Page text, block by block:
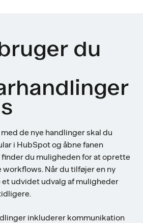
du
de nye handlinger skal du
i HubSpot og åbne fanen
du muligheden for at oprette
Når du tilføjer en ny
et udvidet udvalg af muligheder
inkluderer kommunikation